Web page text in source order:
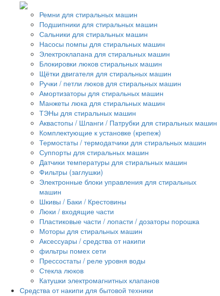
Ремни для стиральных машин
Подшипники для стиральных машин
Сальники для стиральных машин
Насосы помпы для стиральных машин
Электроклапана для стиральных машин
Блокировки люков стиральных машин
Щётки двигателя для стиральных машин
Ручки / петли люков для стиральных машин
Амортизаторы для стиральных машин
Манжеты люка для стиральных машин
ТЭНы для стиральных машин
Аквастопы / Шланги / Патрубки для стиральных машин
Комплектующие к установке (крепеж)
Термостаты / термодатчики для стиральных машин
Суппорты для стиральных машин
Датчики температуры для стиральных машин
Фильтры (заглушки)
Электронные блоки управления для стиральных
машин
Шкивы / Баки / Крестовины
Люки / входящие части
Пластиковые части / лопасти / дозаторы порошка
Моторы для стиральных машин
Аксессуары / средства от накипи
фильтры помех сети
Прессостаты / реле уровня воды
Стекла люков
Катушки электромагнитных клапанов
Средства от накипи для бытовой техники